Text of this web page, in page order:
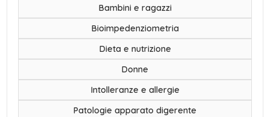
Bambini e ragazzi
Bioimpedenziometria
Dieta e nutrizione
Donne
Intolleranze e allergie
Patologie apparato digerente